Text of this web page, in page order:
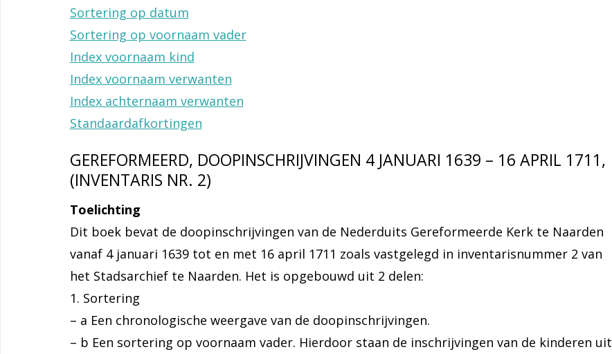
Sortering op datum
Sortering op voornaam vader
Index voornaam kind
Index voornaam verwanten
Index achternaam verwanten
Standaardafkortingen
GEREFORMEERD, DOOPINSCHRIJVINGEN 4 JANUARI 1639 – 16 APRIL 1711,
(INVENTARIS NR. 2)
Toelichting
Dit boek bevat de doopinschrijvingen van de Nederduits Gereformeerde Kerk te Naarden
vanaf 4 januari 1639 tot en met 16 april 1711 zoals vastgelegd in inventarisnummer 2 van
het Stadsarchief te Naarden. Het is opgebouwd uit 2 delen:
1. Sortering
– a Een chronologische weergave van de doopinschrijvingen.
– b Een sortering op voornaam vader. Hierdoor staan de inschrijvingen van de kinderen uit